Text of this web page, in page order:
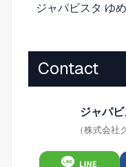
ジャパビスタ ゆ
Contact
ジャパ
（株式会社